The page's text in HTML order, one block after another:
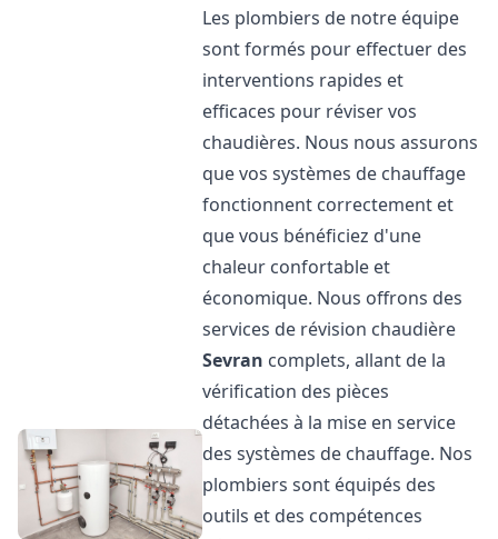
Les plombiers de notre équipe
sont formés pour effectuer des
interventions rapides et
efficaces pour réviser vos
chaudières. Nous nous assurons
que vos systèmes de chauffage
fonctionnent correctement et
que vous bénéficiez d'une
chaleur confortable et
économique. Nous offrons des
services de révision chaudière
Sevran complets, allant de la
vérification des pièces
détachées à la mise en service
des systèmes de chauffage. Nos
plombiers sont équipés des
outils et des compétences